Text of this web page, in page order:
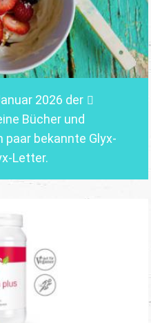
2026 der
Bücher und
paar bekannte Glyx-
Letter.